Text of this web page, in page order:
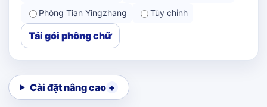
Phông Tian Yingzhang
Tùy chỉnh
Tải gói phông chữ
Cài đặt nâng cao